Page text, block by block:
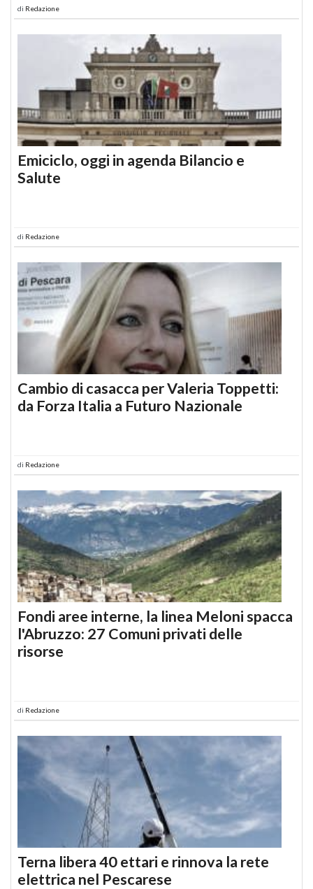
di Redazione
Emiciclo, oggi in agenda Bilancio e
Salute
di Redazione
Cambio di casacca per Valeria Toppetti:
da Forza Italia a Futuro Nazionale
di Redazione
Fondi aree interne, la linea Meloni spacca
l'Abruzzo: 27 Comuni privati delle
risorse
di Redazione
Terna libera 40 ettari e rinnova la rete
elettrica nel Pescarese